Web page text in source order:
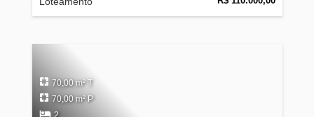
70,00 m² T
70,00 m² P
2